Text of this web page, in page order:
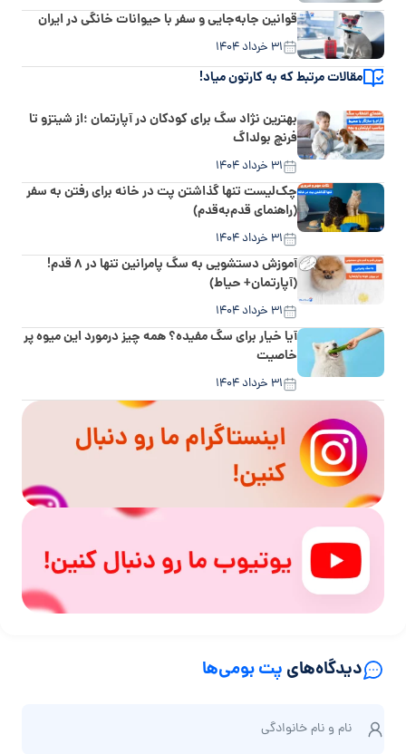
قوانین جابه‌جایی و سفر با حیوانات خانگی در ایران
۳۱ خرداد ۱۴۰۴
مقالات مرتبط که به کارتون میاد!
بهترین نژاد سگ برای کودکان در آپارتمان ؛از شیتزو تا
فرنچ بولداگ
۳۱ خرداد ۱۴۰۴
چک‌لیست تنها گذاشتن پت در خانه برای رفتن به سفر
(راهنمای قدم‌به‌قدم)
۳۱ خرداد ۱۴۰۴
آموزش دستشویی به سگ پامرانین تنها در ۸ قدم!
(آپارتمان+ حیاط)
۳۱ خرداد ۱۴۰۴
آیا خیار برای سگ مفیده؟ همه چیز درمورد این میوه پر
خاصیت
۳۱ خرداد ۱۴۰۴
دیدگاه‌های پت بومی‌ها
ا
نام و نام‌ خانوادگی